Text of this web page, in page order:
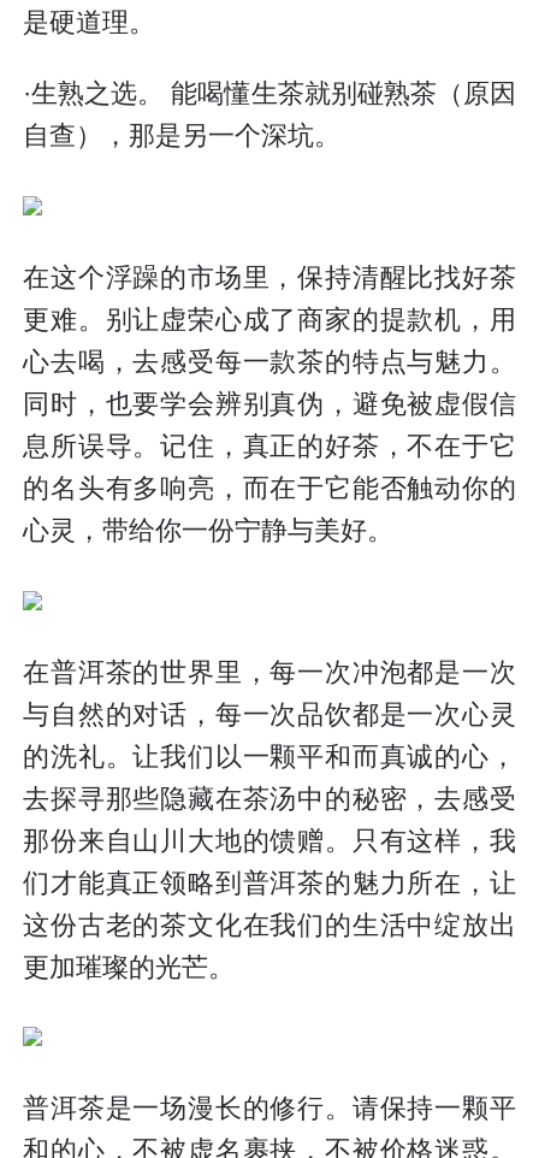
是硬道理。
·生熟之选。 能喝懂生茶就别碰熟茶（原因
自查），那是另一个深坑。
在这个浮躁的市场里，保持清醒比找好茶
更难。别让虚荣心成了商家的提款机，用
心去喝，去感受每一款茶的特点与魅力。
同时，也要学会辨别真伪，避免被虚假信
息所误导。记住，真正的好茶，不在于它
的名头有多响亮，而在于它能否触动你的
心灵，带给你一份宁静与美好。
在普洱茶的世界里，每一次冲泡都是一次
与自然的对话，每一次品饮都是一次心灵
的洗礼。让我们以一颗平和而真诚的心，
去探寻那些隐藏在茶汤中的秘密，去感受
那份来自山川大地的馈赠。只有这样，我
们才能真正领略到普洱茶的魅力所在，让
这份古老的茶文化在我们的生活中绽放出
更加璀璨的光芒。
普洱茶是一场漫长的修行。请保持一颗平
和的心，不被虚名裹挟，不被价格迷惑。